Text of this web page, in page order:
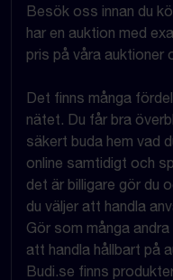
Besök oss innan du
har en auktion med
pris på våra auktioner
Det finns många
nätet. Du får bra
säkert buda hem vad
online samtidigt och
det är billigare gör du
du väljer att handla
Gör som många
att handla hållbart på
Budi.se finns